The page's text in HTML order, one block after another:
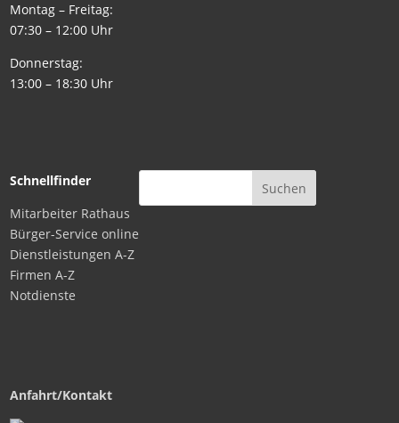
Montag – Freitag:
07:30 – 12:00 Uhr
Donnerstag:
13:00 – 18:30 Uhr
Schnellfinder
Mitarbeiter Rathaus
Bürger-Service online
Dienstleistungen A-Z
Firmen A-Z
Notdienste
Anfahrt/Kontakt